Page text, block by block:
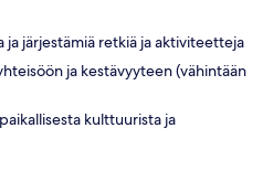
ja järjestämiä retkiä ja aktiviteetteja
ja kestävyyteen (vähintään
kulttuurista ja